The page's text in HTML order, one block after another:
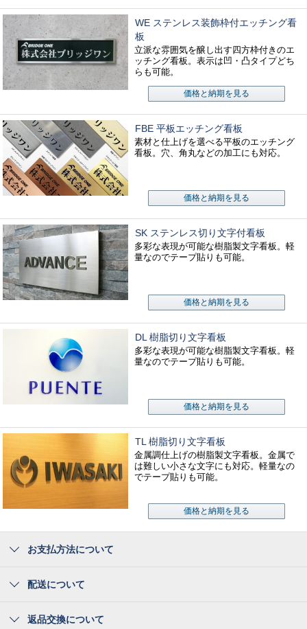
WE ステンレス装飾枠付エッチング看
板
立派な雰囲気を醸し出す四方枠付きのエ
ッチング看板。表示は凹・凸タイプどち
らも可能。
価格と納期を見る
FBE 平板エッチング看板
素材と仕上げを選べる平板のエッチング
看板。穴、角丸などの加工にも対応。
価格と納期を見る
SK ステンレス切り文字付看板
多彩な表現が可能な樹脂製文字看板。軽
量なのでテープ貼りも可能。
価格と納期を見る
DL 樹脂切り文字看板
多彩な表現が可能な樹脂製文字看板。軽
量なのでテープ貼りも可能。
価格と納期を見る
TL 樹脂切り文字看板
金属調仕上げの樹脂製文字看板。金属で
は難しい小さな文字にも対応。軽量なの
でテープ貼りも可能。
価格と納期を見る
お支払方法について
配送について
返品交換について